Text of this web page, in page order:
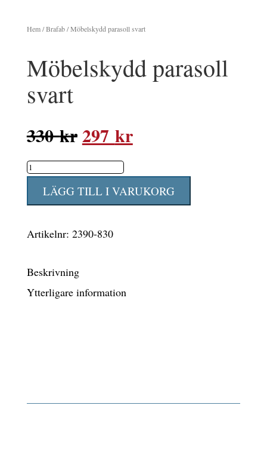
Hem/Brafab/ Möbelskydd parasoll svart
Möbelskydd parasoll
svart
330krDet
ursprungliga
priset
var:
297 krDet
priset
är:
Möbelskydd
parasoll
svart
LÄGG TILL I VARUKORG
Artikelnr: 2390-830
Beskrivning
Ytterligare information